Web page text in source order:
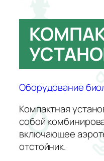
Оборудование
Компактная
собой
включающее
отстойник.